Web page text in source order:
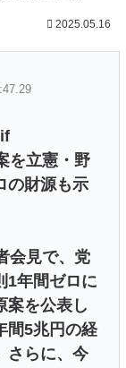
2025.05.16
を立憲・野
の財源も示
会見で、党
1年間ゼロに
案を公表し
間5兆円の経
さらに、今